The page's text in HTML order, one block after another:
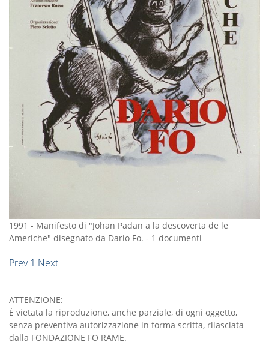
1991 - Manifesto di "Johan Padan a la descoverta de le
Americhe" disegnato da Dario Fo. - 1 documenti
Prev 1 Next
ATTENZIONE:
È vietata la riproduzione, anche parziale, di ogni oggetto,
senza preventiva autorizzazione in forma scritta, rilasciata
dalla FONDAZIONE FO RAME.